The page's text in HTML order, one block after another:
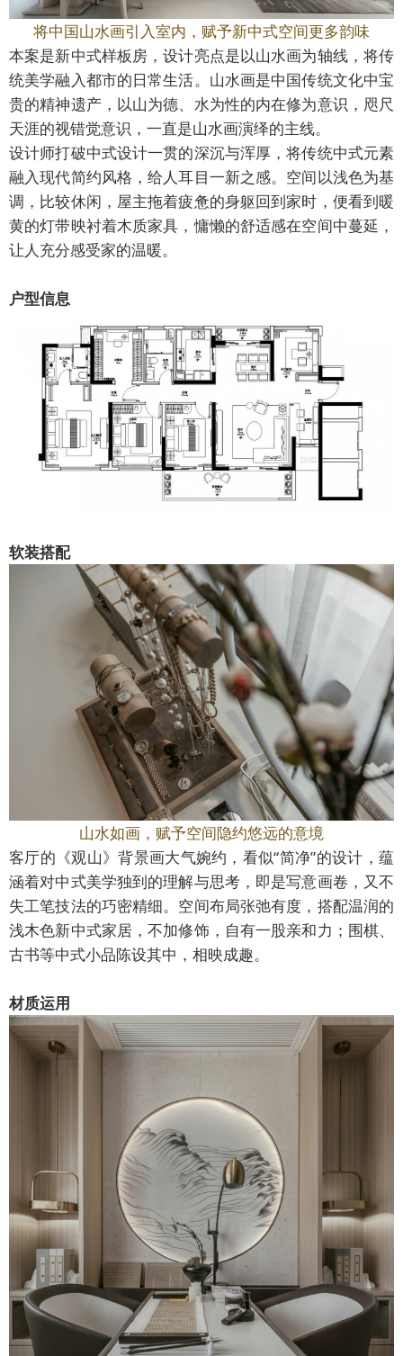
将中国山水画引入室内，赋予新中式空间更多韵味
本案是新中式样板房，设计亮点是以山水画为轴线，将传
统美学融入都市的日常生活。山水画是中国传统文化中宝
贵的精神遗产，以山为德、水为性的内在修为意识，咫尺
天涯的视错觉意识，一直是山水画演绎的主线。
设计师打破中式设计一贯的深沉与浑厚，将传统中式元素
融入现代简约风格，给人耳目一新之感。空间以浅色为基
调，比较休闲，屋主拖着疲惫的身躯回到家时，便看到暖
黄的灯带映衬着木质家具，慵懒的舒适感在空间中蔓延，
让人充分感受家的温暖。
户型信息
软装搭配
山水如画，赋予空间隐约悠远的意境
客厅的《观山》背景画大气婉约，看似“简净”的设计，蕴
涵着对中式美学独到的理解与思考，即是写意画卷，又不
失工笔技法的巧密精细。空间布局张弛有度，搭配温润的
浅木色新中式家居，不加修饰，自有一股亲和力；围棋、
古书等中式小品陈设其中，相映成趣。
材质运用